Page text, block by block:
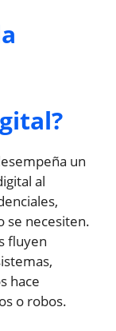
un
al
se necesiten.
fluyen
hace
o robos.